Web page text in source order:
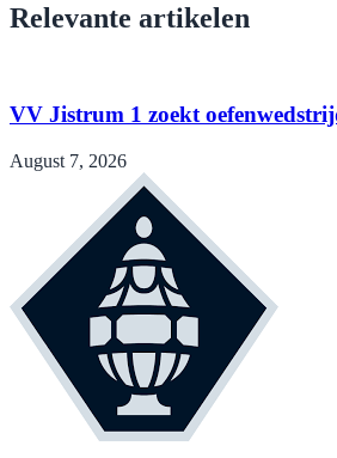
Relevante artikelen
VV Jistrum 1 zoekt
August 7, 2026